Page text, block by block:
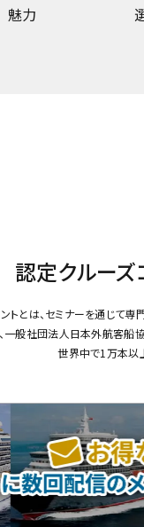
魅力
認定クルーズ
トとは、セミナーを通じて
一般社団法人日本外航客船協
世界中で1万本以